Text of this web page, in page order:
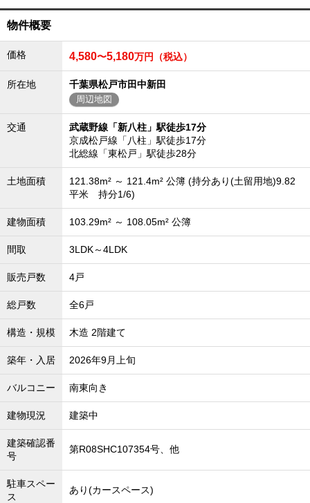
物件概要
価格 4,580〜5,180万円（税込）
所在地 千葉県松戸市田中新田
周辺地図
交通
武蔵野線「新八柱」駅徒歩17分
京成松戸線「八柱」駅徒歩17分
北総線「東松戸」駅徒歩28分
土地面積
121.38m² ～ 121.4m² 公簿 (持分あり(土留用地)9.82
平米 持分1/6)
建物面積 103.29m² ～ 108.05m² 公簿
間取 3LDK～4LDK
販売戸数 4戸
総戸数 全6戸
構造・規模 木造 2階建て
築年・入居 2026年9月上旬
バルコニー 南東向き
建物現況 建築中
建築確認番
号
第R08SHC107354号、他
駐車スペー
ス
あり(カースペース)
全店舗営業社員募集！